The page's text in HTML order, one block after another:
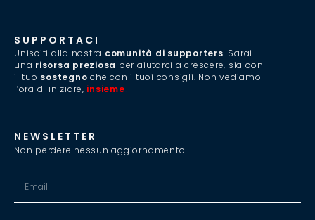
SUPPORTACI
Unisciti alla nostra comunità di supporters. Sarai
una risorsa preziosa per aiutarci a crescere, sia con
il tuo sostegno che con i tuoi consigli. Non vediamo
l’ora di iniziare, insieme
NEWSLETTER
Non perdere nessun aggiornamento!